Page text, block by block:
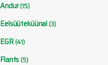
Andur(15)
Eelsüüteküünal (3)
EGR (41)
Flants (5)